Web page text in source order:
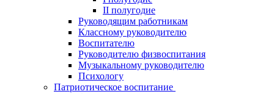
II полугодие
Руководящим работникам
Классному руководителю
Воспитателю
Руководителю физвоспитания
Музыкальному руководителю
Психологу
Патриотическое воспитание